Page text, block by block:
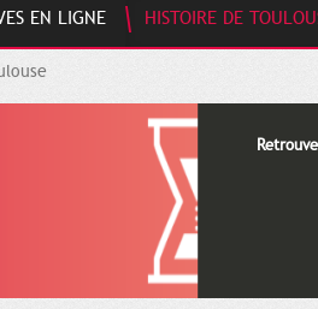
EN LIGNE HISTOIRE DE